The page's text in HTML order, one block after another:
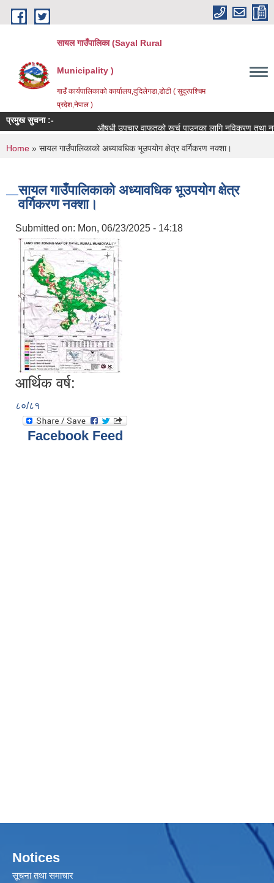
Skip to main content
सायल गाउँपालिका (Sayal Rural
Municipality )
गाउँ कार्यपालिकाको कार्यालय,दुदिलेगडा,डोटी ( सुदूरपश्चिम
प्रदेश,नेपाल )
प्रमुख सुचना :-
औषधी उपचार वाफतको खर्च पाउनका लागि नविकरण तथा नयाँ
You are here
Home » सायल गाउँपालिकाको अध्यावधिक भूउपयोग क्षेत्र वर्गिकरण नक्शा।
सायल गाउँपालिकाको अध्यावधिक भूउपयोग क्षेत्र
वर्गिकरण नक्शा।
Submitted on: Mon, 06/23/2025 - 14:18
आर्थिक वर्ष:
८०/८१
Facebook Feed
Notices
सूचना तथा समाचार